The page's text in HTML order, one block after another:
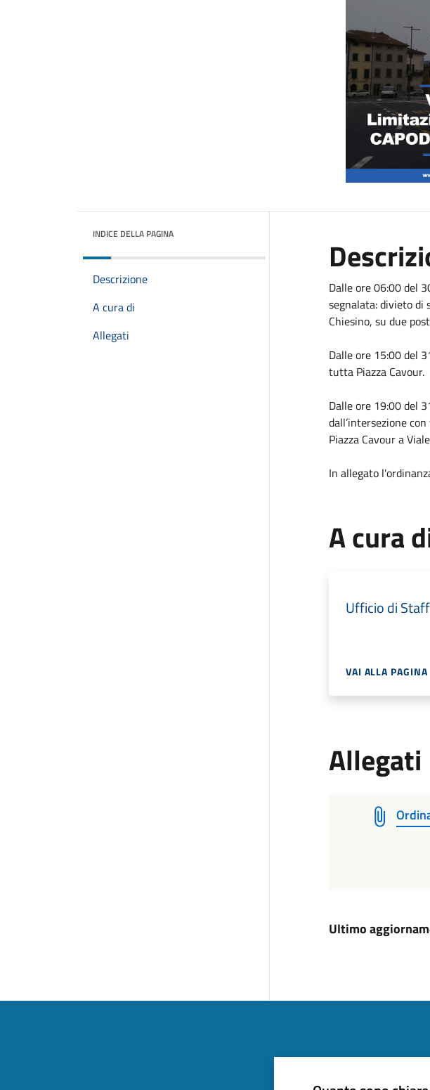
INDICE DELLA PAGINA
Descrizione
A cura di
Allegati
Dalle ore 06:00 del
segnalata: divieto di
Chiesino, su due
Dalle ore 15:00 del
tutta Piazza Cavour.
Dalle ore 19:00 del
dall’intersezione
Piazza Cavour a
In allegato
A cura
Ufficio di
VAI ALLA PAGINA
Allegati
Ultimo